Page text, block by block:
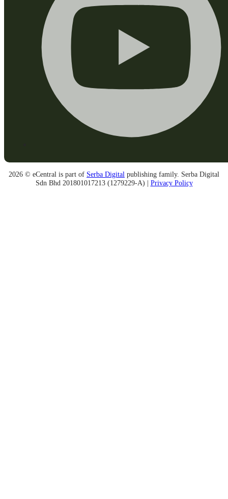
2026 © eCentral is part of Serba Digital publishing family. Serba Digital
Sdn Bhd 201801017213 (1279229-A) | Privacy Policy